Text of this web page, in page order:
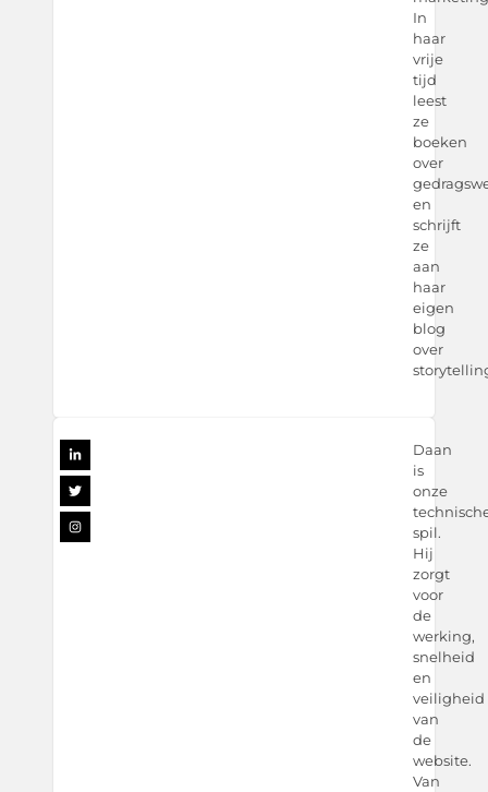
In
haar
vrije
tijd
leest
ze
boeken
over
en
schrijft
ze
aan
haar
eigen
blog
over
Daan
is
onze
spil.
Hij
zorgt
voor
de
werking,
snelheid
en
veiligheid
van
de
website.
Van